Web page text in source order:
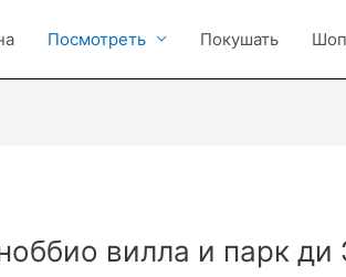
Посмотреть Покушать
вилла и парк ди